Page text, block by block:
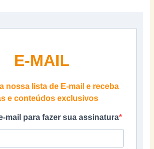
E-MAIL
nossa lista de E-mail e receba
e conteúdos exclusivos
mail para fazer sua assinatura